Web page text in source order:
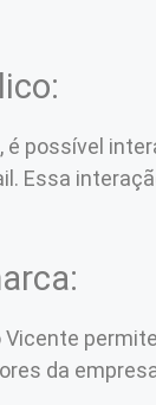
possível
Essa
da